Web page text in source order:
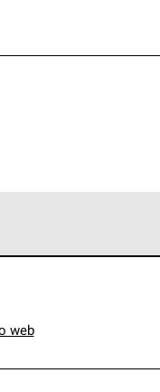
de profesionalismo y
web